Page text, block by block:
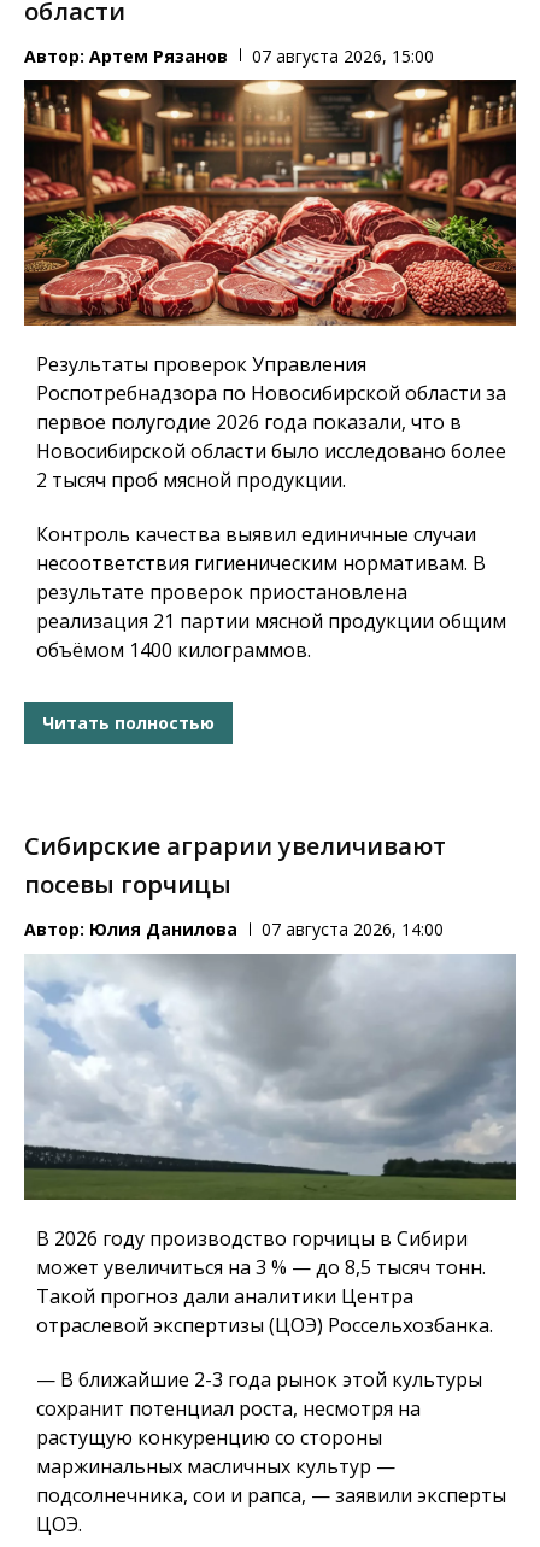
области
Автор: Артем Рязанов 07 августа 2026, 15:00
Результаты проверок Управления
Роспотребнадзора по Новосибирской области за
первое полугодие 2026 года показали, что в
Новосибирской области было исследовано более
2 тысяч проб мясной продукции.
Контроль качества выявил единичные случаи
несоответствия гигиеническим нормативам. В
результате проверок приостановлена
реализация 21 партии мясной продукции общим
объёмом 1400 килограммов.
Читать полностью
Сибирские аграрии увеличивают
посевы горчицы
Автор: Юлия Данилова 07 августа 2026, 14:00
В 2026 году производство горчицы в Сибири
может увеличиться на 3 % — до 8,5 тысяч тонн.
Такой прогноз дали аналитики Центра
отраслевой экспертизы (ЦОЭ) Россельхозбанка.
— В ближайшие 2-3 года рынок этой культуры
сохранит потенциал роста, несмотря на
растущую конкуренцию со стороны
маржинальных масличных культур —
подсолнечника, сои и рапса, — заявили эксперты
ЦОЭ.